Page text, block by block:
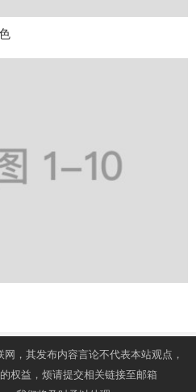
网，其发布内容言论不代表本站观点，
权益，烦请提交相关链接至邮箱